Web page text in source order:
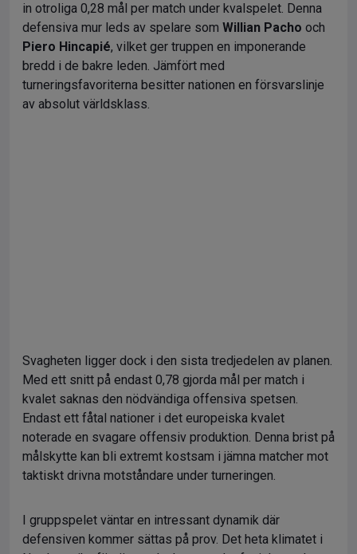
in otroliga 0,28 mål per match under kvalspelet. Denna
defensiva mur leds av spelare som Willian Pacho och
Piero Hincapié, vilket ger truppen en imponerande
bredd i de bakre leden. Jämfört med
turneringsfavoriterna besitter nationen en försvarslinje
av absolut världsklass.
Svagheten ligger dock i den sista tredjedelen av planen.
Med ett snitt på endast 0,78 gjorda mål per match i
kvalet saknas den nödvändiga offensiva spetsen.
Endast ett fåtal nationer i det europeiska kvalet
noterade en svagare offensiv produktion. Denna brist på
målskytte kan bli extremt kostsam i jämna matcher mot
taktiskt drivna motståndare under turneringen.
I gruppspelet väntar en intressant dynamik där
defensiven kommer sättas på prov. Det heta klimatet i